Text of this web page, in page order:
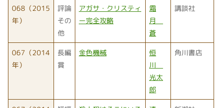
068（2015
年）
評論
その
他
アガサ・クリスティ
ー完全攻略
霜
月
蒼
講談社
067（2014
年）
長編
賞
金色機械
恒
川
光太
郎
角川書店